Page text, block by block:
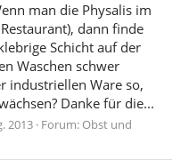
man die Physalis im
dann finde
Schicht auf der
Waschen schwer
industriellen Ware so,
Danke für die...
2013 Forum: Obst und